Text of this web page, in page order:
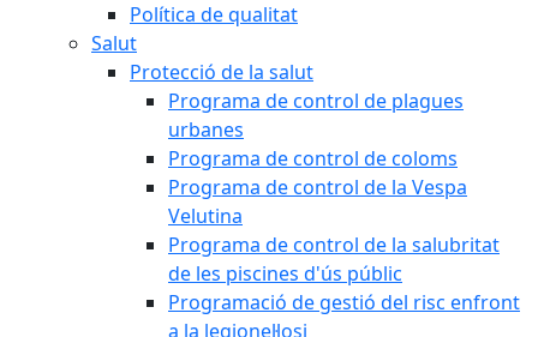
Política de qualitat
Salut
Protecció de la salut
Programa de control de plagues
urbanes
Programa de control de coloms
Programa de control de la Vespa
Velutina
Programa de control de la salubritat
de les piscines d'ús públic
Programació de gestió del risc enfront
a la legionel·losi